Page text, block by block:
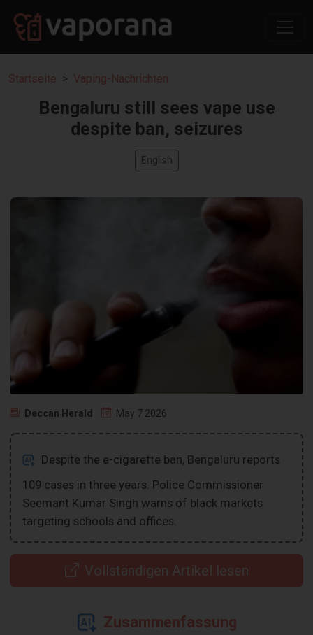
Startseite Vaping-Nachrichten
Bengaluru still sees vape use
despite ban, seizures
English
Deccan Herald May 7 2026
Despite the e-cigarette ban, Bengaluru reports
109 cases in three years. Police Commissioner
Seemant Kumar Singh warns of black markets
targeting schools and offices.
Vollständigen Artikel lesen
Zusammenfassung